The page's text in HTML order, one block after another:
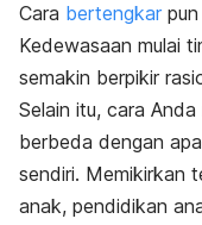
Cara bertengkar
Kedewasaan mulai
semakin berpikir
Selain itu, cara
berbeda dengan
sendiri. Memikirkan
anak, pendidikan